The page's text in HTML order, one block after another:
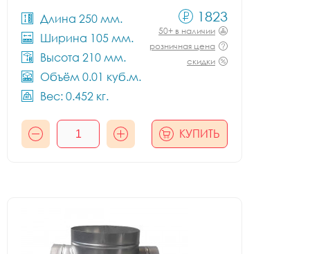
Длина 250 мм.
Ширина 105 мм.
Высота 210 мм.
Объём 0.01 куб.м.
Вес: 0.452 кг.
1823
50+ в наличии
розничная цена
скидки
КУПИТЬ